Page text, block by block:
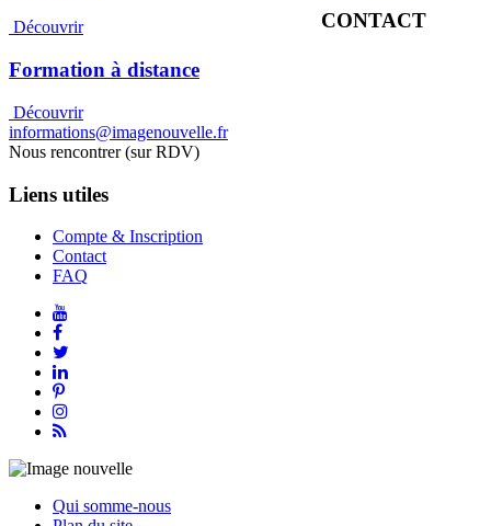
Découvrir
Formation à distance
Découvrir
CONTACT
informations@imagenouvelle.fr
Nous rencontrer (sur RDV)
Liens utiles
Compte & Inscription
Contact
FAQ
Qui somme-nous